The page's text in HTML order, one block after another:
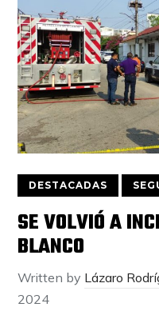
DESTACADAS
SE VOLVIÓ A
BLANCO
Written by Lázaro
2024